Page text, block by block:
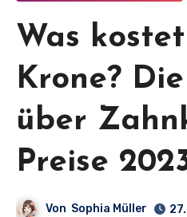
Was
Krone?
über
Preise
Von Sophia Müller